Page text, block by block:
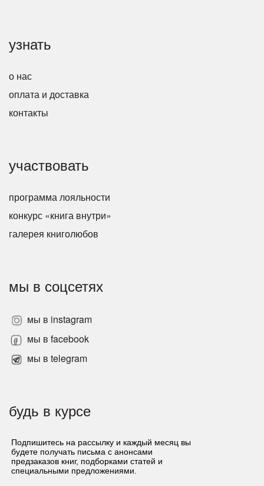
узнать
о нас
оплата и доставка
контакты
участвовать
программа лояльности
конкурс «книга внутри»
галерея книголюбов
мы в соцсетях
мы в instagram
мы в facebook
мы в telegram
будь в курсе
Подпишитесь на рассылку и каждый месяц вы
будете получать письма с анонсами
предзаказов книг, подборками статей и
специальными предложениями.